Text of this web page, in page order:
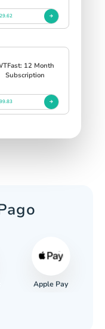
12 Month
Subscription
Apple Pay